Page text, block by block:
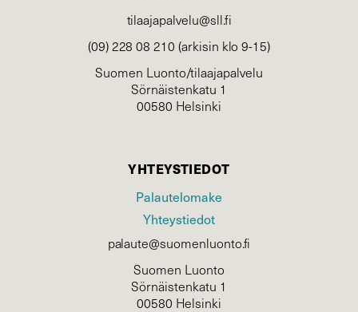
tilaajapalvelu@sll.fi
(09) 228 08 210 (arkisin klo 9-15)
Suomen Luonto/tilaajapalvelu
Sörnäistenkatu 1
00580 Helsinki
YHTEYSTIEDOT
Palautelomake
Yhteystiedot
palaute@suomenluonto.fi
Suomen Luonto
Sörnäistenkatu 1
00580 Helsinki